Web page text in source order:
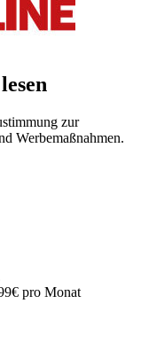
zur
Werbemaßnahmen.
pro Monat